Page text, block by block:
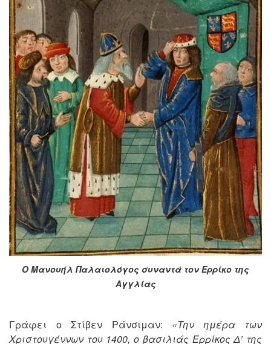
Ο Μανουήλ Παλαιολόγος συναντά τον Ερρίκο της
Αγγλίας
Γράφει ο Στίβεν Ράνσιμαν: «Την ημέρα των
Χριστουγέννων του 1400, ο βασιλιάς Ερρίκος Δ’ της